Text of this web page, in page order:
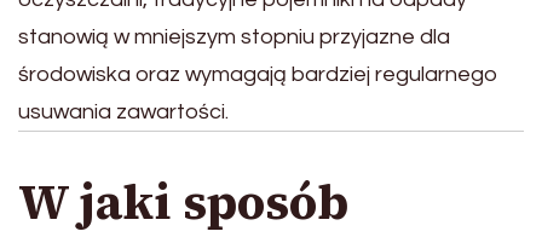
stanowią w mniejszym stopniu przyjazne dla
środowiska oraz wymagają bardziej regularnego
usuwania zawartości.
W jaki sposób